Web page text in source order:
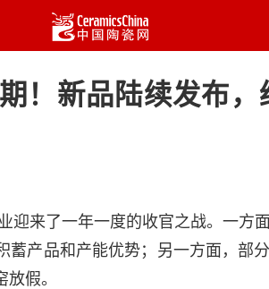
！新品陆续发布，
迎来了一年一度的收官之战。一方
蓄产品和产能优势；另一方面，部
假。